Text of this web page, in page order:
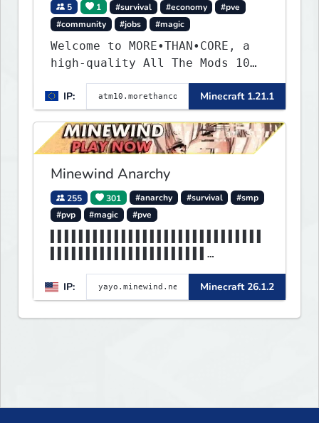
5 1 #survival #economy
#pve
#community
#jobs #magic
Welcome to MORE•THAN•CORE, a
high-quality All The Mods 10
Minecraft server built for
players who want a smooth,
polished, and rewarding modded
experience.
IP: Minecraft 1.21.1
Minewind Anarchy
255 301 #anarchy #survival
#smp
#pvp
#magic #pve
▌▌▌▌▌▌▌▌▌▌▌▌MINEWIND▌▌▌▌▌▌▌▌▌▌
▌▌▌▌▌▌▌▌▌▌▌▌▌▌▌▌▌▌▌▌▌▌
IP: Minecraft 26.1.2